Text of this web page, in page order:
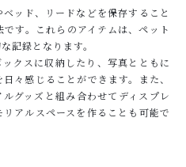
ッド、リードなどを保存すること
す。これらのアイテムは、ペット
記録となります。
クスに収納したり、写真とともに
々感じることができます。また、
グッズと組み合わせてディスプレ
アルスペースを作ることも可能で